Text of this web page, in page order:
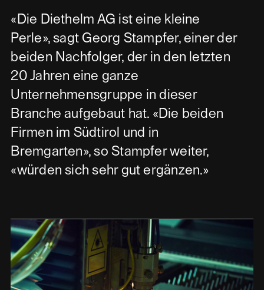
«Die Diethelm AG ist eine kleine
Perle», sagt Georg Stampfer, einer der
beiden Nachfolger, der in den letzten
20 Jahren eine ganze
Unternehmensgruppe in dieser
Branche aufgebaut hat. «Die beiden
Firmen im Südtirol und in
Bremgarten», so Stampfer weiter,
«würden sich sehr gut ergänzen.»